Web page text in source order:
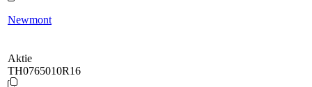
Newmont
Aktie
TH0765010R16